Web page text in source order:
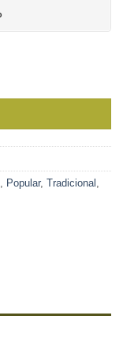
De Um Povo
, Popular, Tradicional ,